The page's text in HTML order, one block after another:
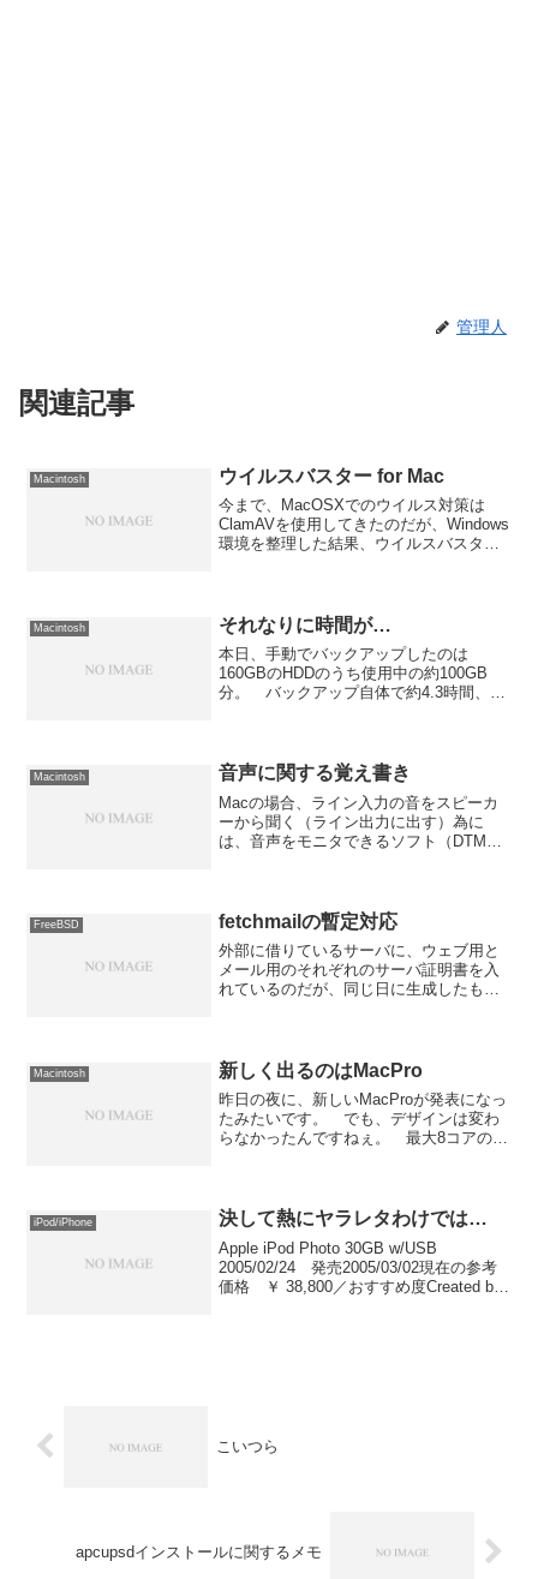
管理人
関連記事
Macintosh ウイルスバスター for Mac
今まで、MacOSXでのウイルス対策は
ClamAVを使用してきたのだが、Windows
環境を整理した結果、ウイルスバスター
Macintosh それなりに時間が…
本日、手動でバックアップしたのは
160GBのHDDのうち使用中の約100GB
分。 バックアップ自体で約4.3時間、検
いますが、結...
Macintosh 音声に関する覚え書き
Macの場合、ライン入力の音をスピーカ
ーから聞く（ライン出力に出す）為に
は、音声をモニタできるソフト（DTM系
不便。 OS標準機能で...
FreeBSD fetchmailの暫定対応
外部に借りているサーバに、ウェブ用と
メール用のそれぞれのサーバ証明書を入
れているのだが、同じ日に生成したもの
っているの...
Macintosh 新しく出るのはMacPro
昨日の夜に、新しいMacProが発表になっ
たみたいです。 でも、デザインは変わ
らなかったんですねぇ。 最大8コアの
ックアップ...
iPod/iPhone 決して熱にヤラレタわけでは…
Apple iPod Photo 30GB w/USB
2005/02/24 発売2005/03/02現在の参考
価格 ￥ 38,800／おすすめ度Created by
こいつら
apcupsdインストールに関するメモ